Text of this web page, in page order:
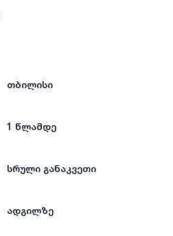
თბილისი
1 წლამდე
სრული განაკვეთი
ადგილზე